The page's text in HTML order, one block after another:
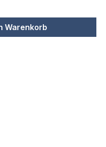
Wert
Warenkorb